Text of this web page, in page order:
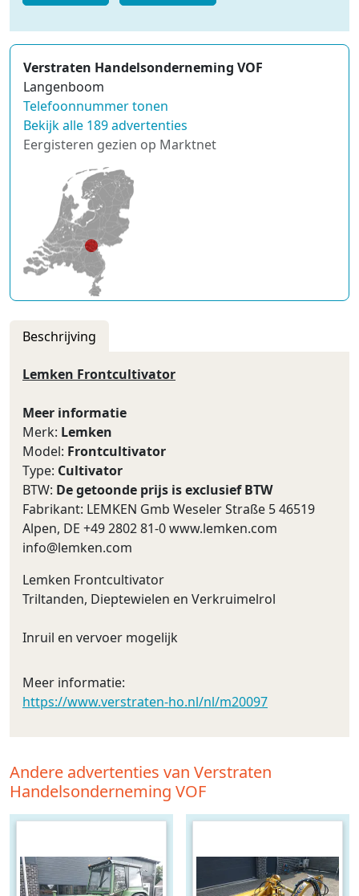
Verstraten Handelsonderneming VOF
Langenboom
Telefoonnummer tonen
Bekijk alle 189 advertenties
Eergisteren gezien op Marktnet
Beschrijving
Lemken Frontcultivator
Meer informatie
Merk: Lemken
Model: Frontcultivator
Type: Cultivator
BTW: De getoonde prijs is exclusief BTW
Fabrikant: LEMKEN Gmb Weseler Straße 5 46519
Alpen, DE +49 2802 81-0 www.lemken.com
info@lemken.com
Lemken Frontcultivator
Triltanden, Dieptewielen en Verkruimelrol
Inruil en vervoer mogelijk
Meer informatie:
https://www.verstraten-ho.nl/nl/m20097
Andere advertenties van Verstraten
Handelsonderneming VOF